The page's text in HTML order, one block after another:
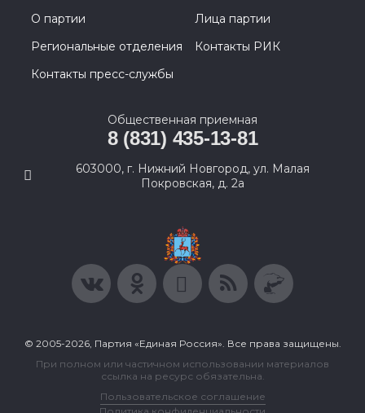
О партии
Лица партии
Региональные отделения
Контакты РИК
Контакты пресс-службы
Общественная приемная
8 (831) 435-13-81
603000, г. Нижний Новгород, ул. Малая
Покровская, д. 2а
© 2005-2026, Партия «Единая Россия». Все права защищены.
При полном или частичном использовании материалов
ссылка на ресурс обязательна.
Пользовательское соглашение